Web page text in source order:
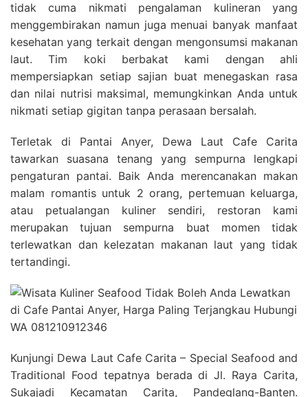
tidak cuma nikmati pengalaman kulineran yang
menggembirakan namun juga menuai banyak manfaat
kesehatan yang terkait dengan mengonsumsi makanan
laut. Tim koki berbakat kami dengan ahli
mempersiapkan setiap sajian buat menegaskan rasa
dan nilai nutrisi maksimal, memungkinkan Anda untuk
nikmati setiap gigitan tanpa perasaan bersalah.
Terletak di Pantai Anyer, Dewa Laut Cafe Carita
tawarkan suasana tenang yang sempurna lengkapi
pengaturan pantai. Baik Anda merencanakan makan
malam romantis untuk 2 orang, pertemuan keluarga,
atau petualangan kuliner sendiri, restoran kami
merupakan tujuan sempurna buat momen tidak
terlewatkan dan kelezatan makanan laut yang tidak
tertandingi.
Kunjungi Dewa Laut Cafe Carita – Special Seafood and
Traditional Food tepatnya berada di Jl. Raya Carita,
Sukajadi Kecamatan Carita, Pandeglang-Banten.